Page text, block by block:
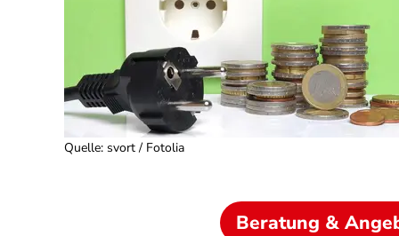
Quelle: svort / Fotolia
Beratung &